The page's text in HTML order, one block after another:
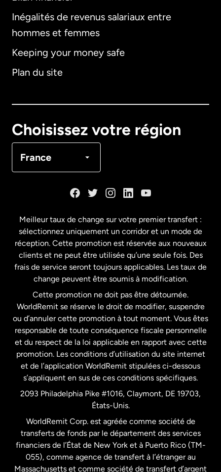
Inégalités de revenus salariaux entre
hommes et femmes
Keeping your money safe
Plan du site
Choisissez votre région
France
Allemagne
Français
États-Unis English
États-Unis Español
France
Malaisie
Nouvelle-Zélande
Pays-Bas
Royaume-Uni
Suède
Meilleur taux de change sur votre premier transfert :
sélectionnez uniquement un corridor et un mode de
réception. Cette promotion est réservée aux nouveaux
clients et ne peut être utilisée qu’une seule fois. Des
frais de service seront toujours applicables. Les taux de
change peuvent être soumis à modification.
Cette promotion ne doit pas être détournée.
WorldRemit se réserve le droit de modifier, suspendre
ou d’annuler cette promotion à tout moment. Vous êtes
responsable de toute conséquence fiscale personnelle
et du respect de la loi applicable en rapport avec cette
promotion. Les conditions d’utilisation du site internet
et de l’application WorldRemit stipulées ci-dessous
s’appliquent en sus de ces conditions spécifiques.
2093 Philadelphia Pike #1016, Claymont, DE 19703,
États-Unis.
WorldRemit Corp. est agréée comme société de
transferts de fonds par le département des services
financiers de l’État de New York et à Puerto Rico (TM-
055), comme agence de transfert à l’étranger au
Massachusetts et comme société de transfert d’argent